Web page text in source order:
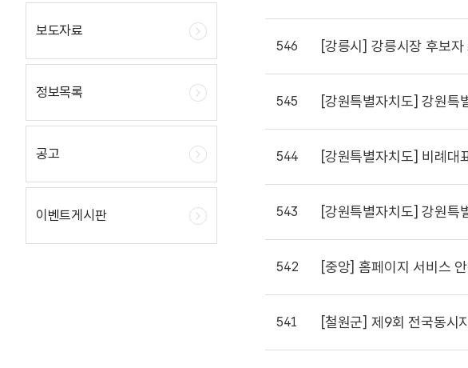
보도자료
정보목록
공고
이벤트게시판
546 [강릉시] 강릉시장 후보
545 [강원특별자치도] 강원특
544 [강원특별자치도] 비례대
543 [강원특별자치도] 강원특
542 [중앙] 홈페이지 서비스
541 [철원군] 제9회 전국동시